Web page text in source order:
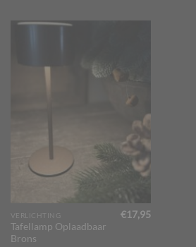
VERLICHTING
Tafellamp Oplaadbaar
Brons
€17,95